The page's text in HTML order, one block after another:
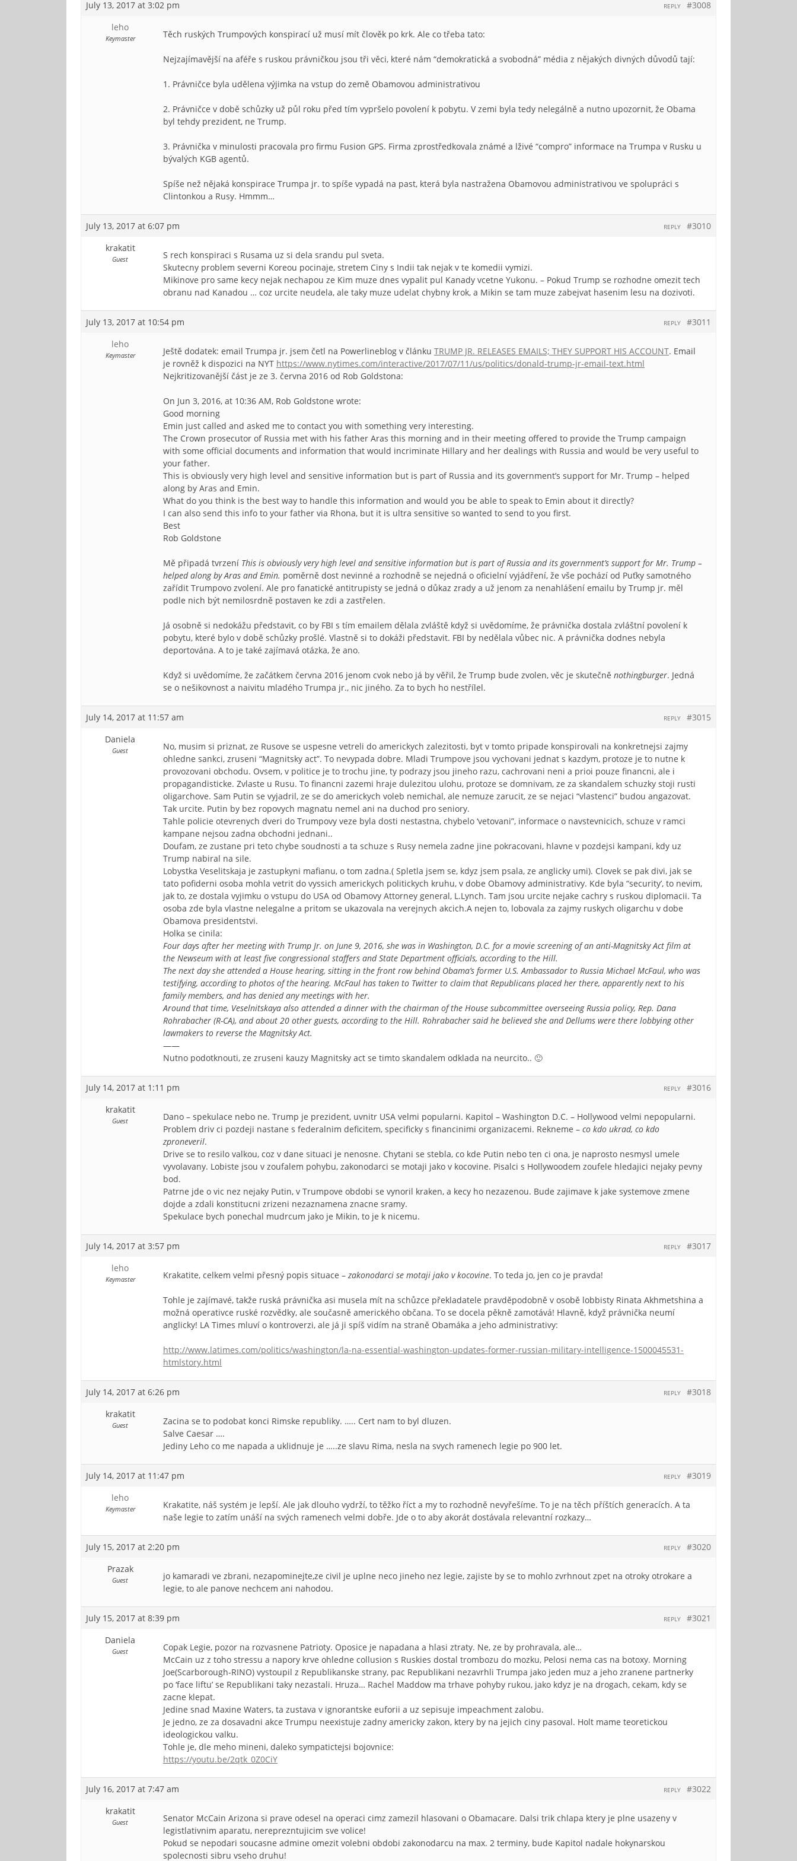
July 13, 2017 at 3:02 pm
#3008
REPLY
leho
Keymaster Těch ruských Trumpových konspirací už musí mít člověk po krk. Ale co třeba tato:
Nejzajímavější na aféře s ruskou právničkou jsou tři věci, které nám “demokratická a svobodná” média z nějakých divných důvodů tají:
1. Právničce byla udělena výjimka na vstup do země Obamovou administrativou
2. Právničce v době schůzky už půl roku před tím vypršelo povolení k pobytu. V zemi byla tedy nelegálně a nutno upozornit, že Obama
byl tehdy prezident, ne Trump.
3. Právnička v minulosti pracovala pro firmu Fusion GPS. Firma zprostředkovala známé a lživé “compro” informace na Trumpa v Rusku u
bývalých KGB agentů.
Spíše než nějaká konspirace Trumpa jr. to spíše vypadá na past, která byla nastražena Obamovou administrativou ve spolupráci s
Clintonkou a Rusy. Hmmm…
July 13, 2017 at 6:07 pm #3010
REPLY
krakatit
Guest
S rech konspiraci s Rusama uz si dela srandu pul sveta.
Skutecny problem severni Koreou pocinaje, stretem Ciny s Indii tak nejak v te komedii vymizi.
Mikinove pro same kecy nejak nechapou ze Kim muze dnes vypalit pul Kanady vcetne Yukonu. – Pokud Trump se rozhodne omezit tech
obranu nad Kanadou … coz urcite neudela, ale taky muze udelat chybny krok, a Mikin se tam muze zabejvat hasenim lesu na dozivoti.
July 13, 2017 at 10:54 pm #3011
REPLY
leho
Keymaster Ještě dodatek: email Trumpa jr. jsem četl na Powerlineblog v článku TRUMP JR. RELEASES EMAILS; THEY SUPPORT HIS ACCOUNT. Email
je rovněž k dispozici na NYT https://www.nytimes.com/interactive/2017/07/11/us/politics/donald-trump-jr-email-text.html
Nejkritizovanější část je ze 3. června 2016 od Rob Goldstona:
On Jun 3, 2016, at 10:36 AM, Rob Goldstone wrote:
Good morning
Emin just called and asked me to contact you with something very interesting.
The Crown prosecutor of Russia met with his father Aras this morning and in their meeting offered to provide the Trump campaign
with some official documents and information that would incriminate Hillary and her dealings with Russia and would be very useful to
your father.
This is obviously very high level and sensitive information but is part of Russia and its government’s support for Mr. Trump – helped
along by Aras and Emin.
What do you think is the best way to handle this information and would you be able to speak to Emin about it directly?
I can also send this info to your father via Rhona, but it is ultra sensitive so wanted to send to you first.
Best
Rob Goldstone
Mě připadá tvrzení This is obviously very high level and sensitive information but is part of Russia and its government’s support for Mr. Trump –
helped along by Aras and Emin. poměrně dost nevinné a rozhodně se nejedná o oficielní vyjádření, že vše pochází od Puťky samotného
zařídit Trumpovo zvolení. Ale pro fanatické antitrupisty se jedná o důkaz zrady a už jenom za nenahlášení emailu by Trump jr. měl
podle nich být nemilosrdně postaven ke zdi a zastřelen.
Já osobně si nedokážu představit, co by FBI s tím emailem dělala zvláště když si uvědomíme, že právnička dostala zvláštní povolení k
pobytu, které bylo v době schůzky prošlé. Vlastně si to dokáži představit. FBI by nedělala vůbec nic. A právnička dodnes nebyla
deportována. A to je také zajímavá otázka, že ano.
Když si uvědomíme, že začátkem června 2016 jenom cvok nebo já by věřil, že Trump bude zvolen, věc je skutečně nothingburger. Jedná
se o nešikovnost a naivitu mladého Trumpa jr., nic jiného. Za to bych ho nestřílel.
July 14, 2017 at 11:57 am #3015
REPLY
Daniela
Guest
No, musim si priznat, ze Rusove se uspesne vetreli do americkych zalezitosti, byt v tomto pripade konspirovali na konkretnejsi zajmy
ohledne sankci, zruseni “Magnitsky act”. To nevypada dobre. Mladi Trumpove jsou vychovani jednat s kazdym, protoze je to nutne k
provozovani obchodu. Ovsem, v politice je to trochu jine, ty podrazy jsou jineho razu, cachrovani neni a prioi pouze financni, ale i
propagandisticke. Zvlaste u Rusu. To financni zazemi hraje dulezitou ulohu, protoze se domnivam, ze za skandalem schuzky stoji rusti
oligarchove. Sam Putin se vyjadril, ze se do americkych voleb nemichal, ale nemuze zarucit, ze se nejaci “vlastenci” budou angazovat.
Tak urcite. Putin by bez ropovych magnatu nemel ani na duchod pro seniory.
Tahle policie otevrenych dveri do Trumpovy veze byla dosti nestastna, chybelo ‘vetovani”, informace o navstevnicich, schuze v ramci
kampane nejsou zadna obchodni jednani..
Doufam, ze zustane pri teto chybe soudnosti a ta schuze s Rusy nemela zadne jine pokracovani, hlavne v pozdejsi kampani, kdy uz
Trump nabiral na sile.
Lobystka Veselitskaja je zastupkyni mafianu, o tom zadna.( Spletla jsem se, kdyz jsem psala, ze anglicky umi). Clovek se pak divi, jak se
tato pofiderni osoba mohla vetrit do vyssich americkych politickych kruhu, v dobe Obamovy administrativy. Kde byla “security’, to nevim,
jak to, ze dostala vyjimku o vstupu do USA od Obamovy Attorney general, L.Lynch. Tam jsou urcite nejake cachry s ruskou diplomacii. Ta
osoba zde byla vlastne nelegalne a pritom se ukazovala na verejnych akcich.A nejen to, lobovala za zajmy ruskych oligarchu v dobe
Obamova presidentstvi.
Holka se cinila:
Four days after her meeting with Trump Jr. on June 9, 2016, she was in Washington, D.C. for a movie screening of an anti-Magnitsky Act film at
the Newseum with at least five congressional staffers and State Department officials, according to the Hill.
The next day she attended a House hearing, sitting in the front row behind Obama’s former U.S. Ambassador to Russia Michael McFaul, who was
testifying, according to photos of the hearing. McFaul has taken to Twitter to claim that Republicans placed her there, apparently next to his
family members, and has denied any meetings with her.
Around that time, Veselnitskaya also attended a dinner with the chairman of the House subcommittee overseeing Russia policy, Rep. Dana
Rohrabacher (R-CA), and about 20 other guests, according to the Hill. Rohrabacher said he believed she and Dellums were there lobbying other
lawmakers to reverse the Magnitsky Act.
——
Nutno podotknouti, ze zruseni kauzy Magnitsky act se timto skandalem odklada na neurcito.. 🙂
July 14, 2017 at 1:11 pm #3016
REPLY
krakatit
Guest
Dano – spekulace nebo ne. Trump je prezident, uvnitr USA velmi popularni. Kapitol – Washington D.C. – Hollywood velmi nepopularni.
Problem driv ci pozdeji nastane s federalnim deficitem, specificky s financinimi organizacemi. Rekneme – co kdo ukrad, co kdo
zproneveril.
Drive se to resilo valkou, coz v dane situaci je nenosne. Chytani se stebla, co kde Putin nebo ten ci ona, je naprosto nesmysl umele
vyvolavany. Lobiste jsou v zoufalem pohybu, zakonodarci se motaji jako v kocovine. Pisalci s Hollywoodem zoufele hledajici nejaky pevny
bod.
Patrne jde o vic nez nejaky Putin, v Trumpove obdobi se vynoril kraken, a kecy ho nezazenou. Bude zajimave k jake systemove zmene
dojde a zdali konstitucni zrizeni nezaznamena znacne sramy.
Spekulace bych ponechal mudrcum jako je Mikin, to je k nicemu.
July 14, 2017 at 3:57 pm #3017
REPLY
leho
Keymaster Krakatite, celkem velmi přesný popis situace – zakonodarci se motaji jako v kocovine. To teda jo, jen co je pravda!
Tohle je zajímavé, takže ruská právnička asi musela mít na schůzce překladatele pravděpodobně v osobě lobbisty Rinata Akhmetshina a
možná operativce ruské rozvědky, ale současně amerického občana. To se docela pěkně zamotává! Hlavně, když právnička neumí
anglicky! LA Times mluví o kontroverzi, ale já ji spíš vidím na straně Obamáka a jeho administrativy:
http://www.latimes.com/politics/washington/la-na-essential-washington-updates-former-russian-military-intelligence-1500045531-
htmlstory.html
July 14, 2017 at 6:26 pm #3018
REPLY
krakatit
Guest
Zacina se to podobat konci Rimske republiky. ….. Cert nam to byl dluzen.
Salve Caesar ….
Jediny Leho co me napada a uklidnuje je …..ze slavu Rima, nesla na svych ramenech legie po 900 let.
July 14, 2017 at 11:47 pm #3019
REPLY
leho
Keymaster
Krakatite, náš systém je lepší. Ale jak dlouho vydrží, to těžko říct a my to rozhodně nevyřešíme. To je na těch příštích generacích. A ta
naše legie to zatím unáší na svých ramenech velmi dobře. Jde o to aby akorát dostávala relevantní rozkazy…
July 15, 2017 at 2:20 pm #3020
REPLY
Prazak
Guest
jo kamaradi ve zbrani, nezapominejte,ze civil je uplne neco jineho nez legie, zajiste by se to mohlo zvrhnout zpet na otroky otrokare a
legie, to ale panove nechcem ani nahodou.
July 15, 2017 at 8:39 pm #3021
REPLY
Daniela
Guest
Copak Legie, pozor na rozvasnene Patrioty. Oposice je napadana a hlasi ztraty. Ne, ze by prohravala, ale…
McCain uz z toho stressu a napory krve ohledne collusion s Ruskies dostal trombozu do mozku, Pelosi nema cas na botoxy. Morning
Joe(Scarborough-RINO) vystoupil z Republikanske strany, pac Republikani nezavrhli Trumpa jako jeden muz a jeho zranene partnerky
po ‘face liftu’ se Republikani taky nezastali. Hruza… Rachel Maddow ma trhave pohyby rukou, jako kdyz je na drogach, cekam, kdy se
zacne klepat.
Jedine snad Maxine Waters, ta zustava v ignorantske euforii a uz sepisuje impeachment zalobu.
Je jedno, ze za dosavadni akce Trumpu neexistuje zadny americky zakon, ktery by na jejich ciny pasoval. Holt mame teoretickou
ideologickou valku.
Tohle je, dle meho mineni, daleko sympatictejsi bojovnice:
https://youtu.be/2qtk_0Z0CiY
July 16, 2017 at 7:47 am #3022
REPLY
krakatit
Guest
Senator McCain Arizona si prave odesel na operaci cimz zamezil hlasovani o Obamacare. Dalsi trik chlapa ktery je plne usazeny v
legistlativnim aparatu, nereprezntujicim sve volice!
Pokud se nepodari soucasne admine omezit volebni obdobi zakonodarcu na max. 2 terminy, bude Kapitol nadale hokynarskou
spolecnosti sibru vseho druhu!